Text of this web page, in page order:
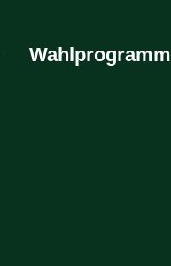
Wahlprogramm